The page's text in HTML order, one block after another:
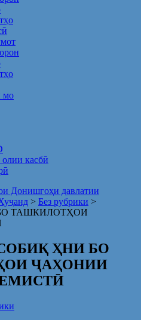
мо
касбӣ
Донишгоҳи давлатии
> Без рубрики >
ТАШКИЛОТҲОИ
ҲНИ БО
ҶАҲОНИИ